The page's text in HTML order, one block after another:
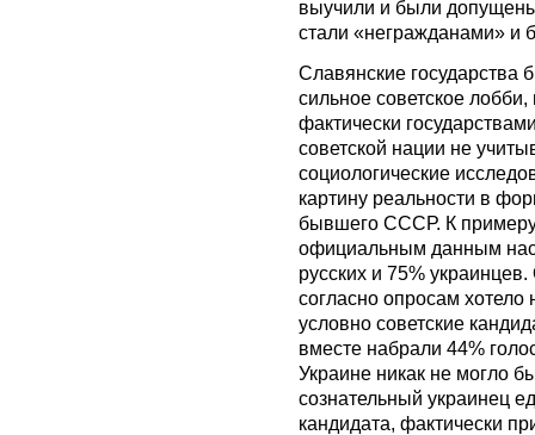
выучили и были
стали «негражданами» и
Славянские
сильное советское
фактически
советской нации не
социологические
картину реальности в
бывшего СССР. К
официальным данным
русских и 75%
согласно опросам
условно советские
вместе набрали 44%
Украине никак не могло
сознательный украинец
кандидата, фактически